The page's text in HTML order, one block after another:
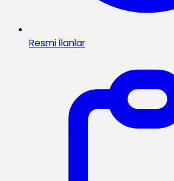
Resmi İlanlar